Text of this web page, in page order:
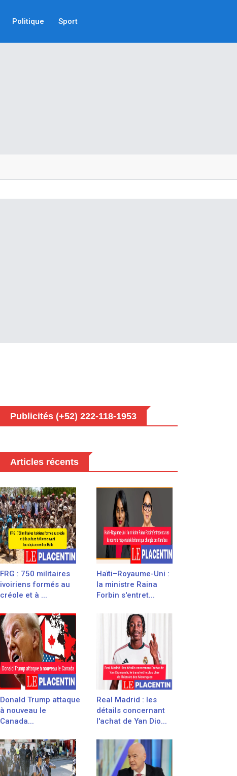
Politique Sport
Publicités (+52) 222-118-1953
Articles récents
FRG : 750 militaires
ivoiriens formés au
créole et à ...
Haïti–Royaume-Uni :
la ministre Raina
Forbin s'entret...
Donald Trump attaque
à nouveau le
Canada...
Real Madrid : les
détails concernant
l'achat de Yan Dio...